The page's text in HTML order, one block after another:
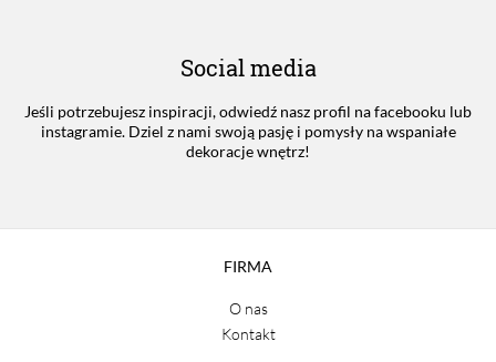
Social media
Jeśli potrzebujesz inspiracji, odwiedź nasz profil na facebooku lub
instagramie. Dziel z nami swoją pasję i pomysły na wspaniałe
dekoracje wnętrz!
FIRMA
O nas
Kontakt